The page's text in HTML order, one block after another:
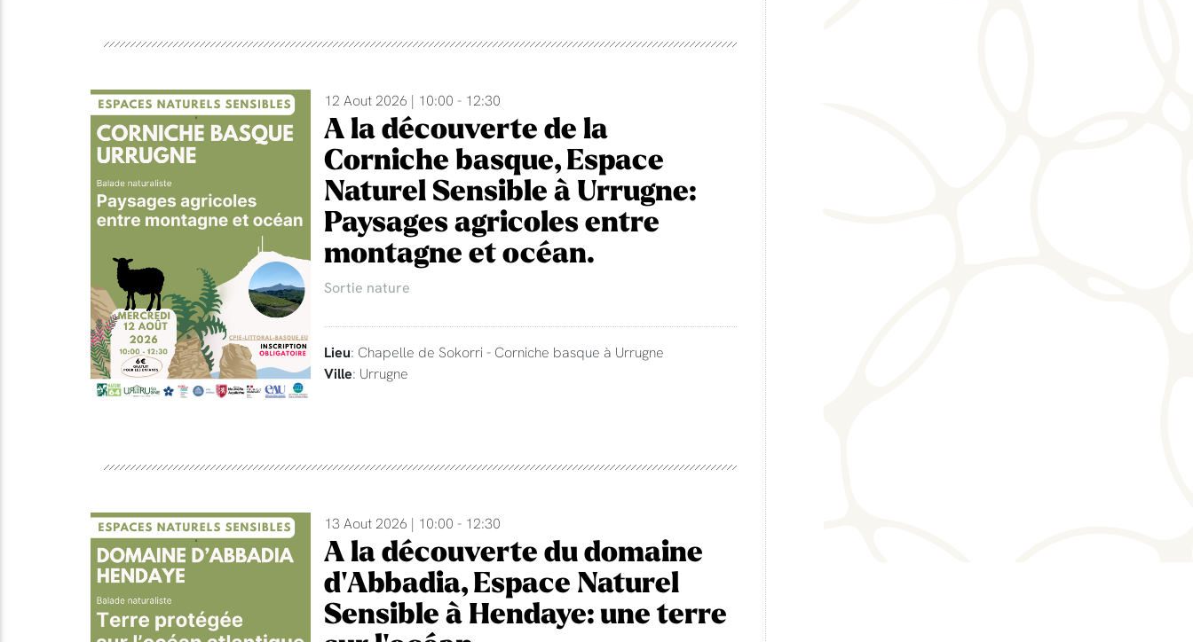
12 Aout 2026 | 10:00 - 12:30
A la découverte de la
Corniche basque, Espace
Naturel Sensible à Urrugne:
Paysages agricoles entre
montagne et océan.
Sortie nature
Lieu: Chapelle de Sokorri - Corniche basque à Urrugne
Ville: Urrugne
13 Aout 2026 | 10:00 - 12:30
A la découverte du domaine
d'Abbadia, Espace Naturel
Sensible à Hendaye: une terre